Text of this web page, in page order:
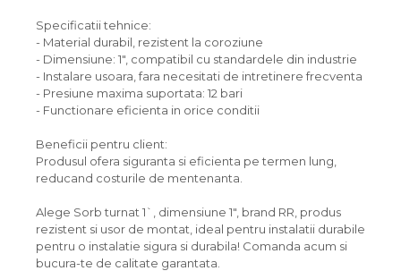
Specificatii tehnice:
- Material durabil, rezistent la coroziune
- Dimensiune: 1", compatibil cu standardele din industrie
- Instalare usoara, fara necesitati de intretinere frecventa
- Presiune maxima suportata: 12 bari
- Functionare eficienta in orice conditii
Beneficii pentru client:
Produsul ofera siguranta si eficienta pe termen lung,
reducand costurile de mentenanta.
Alege Sorb turnat 1`, dimensiune 1", brand RR, produs
rezistent si usor de montat, ideal pentru instalatii durabile
pentru o instalatie sigura si durabila! Comanda acum si
bucura-te de calitate garantata.